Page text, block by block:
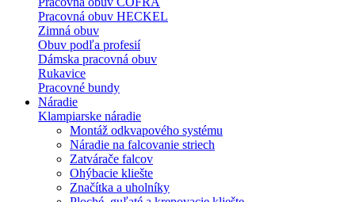
Pracovná obuv HECKEL
Zimná obuv
Obuv podľa profesií
Dámska pracovná obuv
Rukavice
Pracovné bundy
Náradie
Klampiarske náradie
Montáž odkvapového systému
Náradie na falcovanie striech
Zatvárače falcov
Ohýbacie kliešte
Značítka a uholníky